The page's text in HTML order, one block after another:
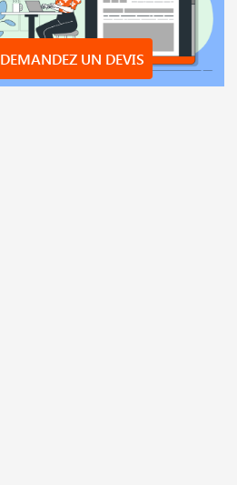
DEMANDEZ UN DEVIS